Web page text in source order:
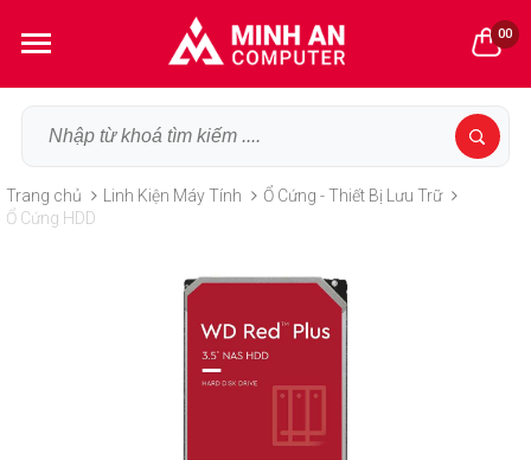
00
Trang chủ Linh Kiện Máy Tính
Ổ Cứng - Thiết Bị Lưu Trữ
Ổ Cứng HDD